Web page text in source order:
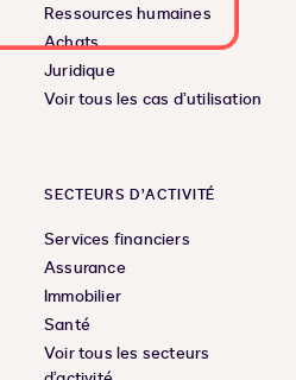
Ressources humaines
Achats
Juridique
Voir tous les cas d’utilisation
SECTEURS D’ACTIVITÉ
Services financiers
Assurance
Immobilier
Santé
Voir tous les secteurs